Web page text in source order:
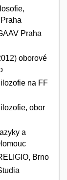
Praha
oborové
na FF
obor
a
Brno